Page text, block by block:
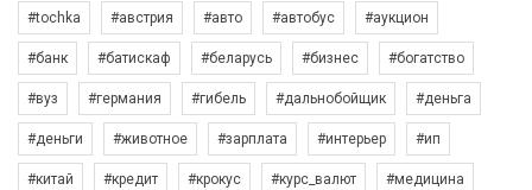
#tochka #австрия #авто #автобус #аукцион
#банк #батискаф #беларусь #бизнес #богатство
#вуз #германия #гибель #дальнобойщик #деньга
#деньги #животное #зарплата #интерьер #ип
#китай #кредит #крокус #курс_валют #медицина